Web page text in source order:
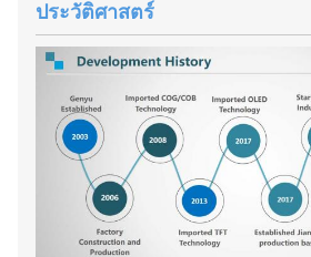
ประวัติศาสตร์